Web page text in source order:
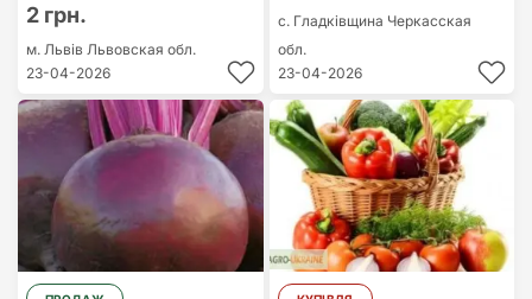
2 грн.
м. Львів Львовская обл.
23-04-2026
с. Гладківщина Черкасская
обл.
23-04-2026